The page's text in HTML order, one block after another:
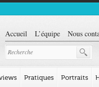
Accueil L’équipe Nous
Pratiques Portraits